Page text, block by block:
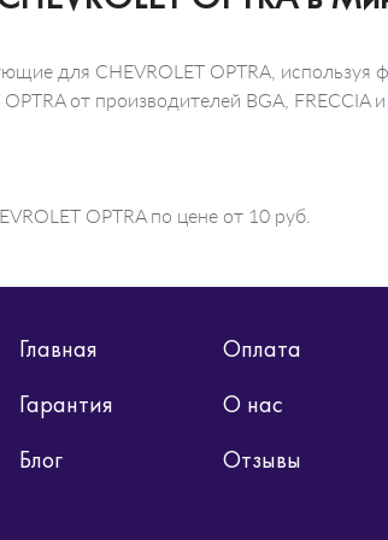
для CHEVROLET OPTRA, используя
от производителей BGA, FRECCIA
OPTRA по цене от 10 руб.
Главная
Оплата
Гарантия
О нас
Блог
Отзывы